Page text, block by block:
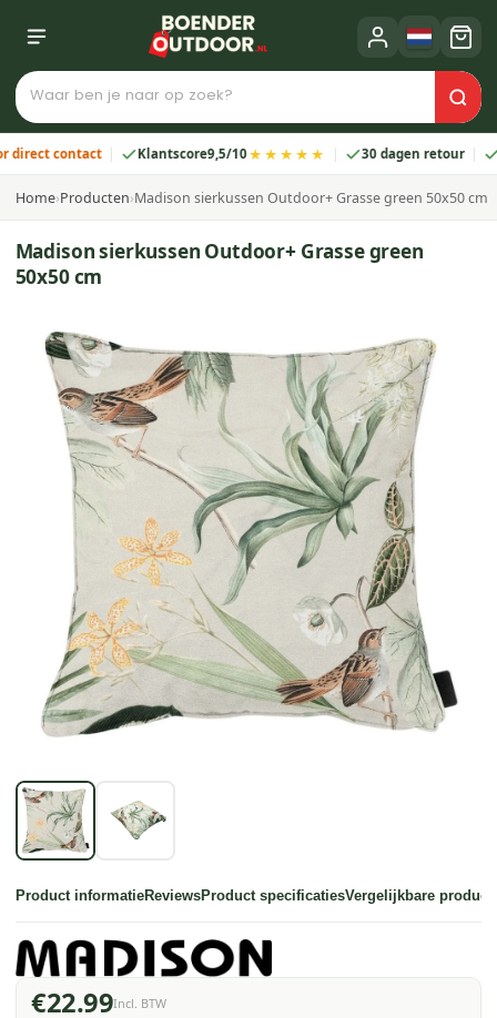
contact Klantscore9,5/10★★★★★ 30 dagen retour 2
Home›Producten›Madison sierkussen Outdoor+ Grasse green 50x50 cm
Madison sierkussen Outdoor+ Grasse green
50x50 cm
Product informatieReviewsProduct specificatiesVergelijkbare
€22.99Incl. BTW